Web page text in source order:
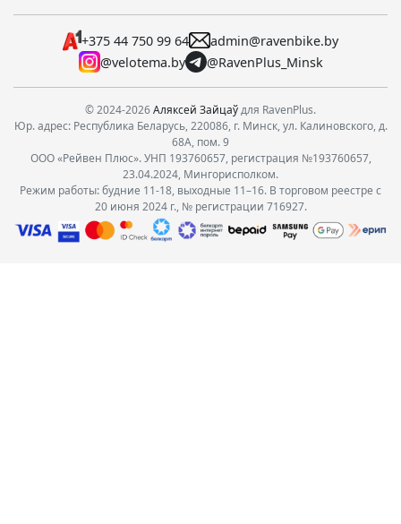
+375 44 750 99 64
admin@ravenbike.by
@velotema.by
@RavenPlus_Minsk
© 2024-2026Аляксей Зайцаўдля RavenPlus.
Юр. адрес: Республика Беларусь, 220086, г. Минск, ул. Калиновского, д.
68А, пом. 9
ООО «Рейвен Плюс». УНП 193760657, регистрация №193760657,
23.04.2024, Мингорисполком.
Режим работы: будние 11-18, выходные 11–16. В торговом реестре с
20 июня 2024 г., № регистрации 716927.